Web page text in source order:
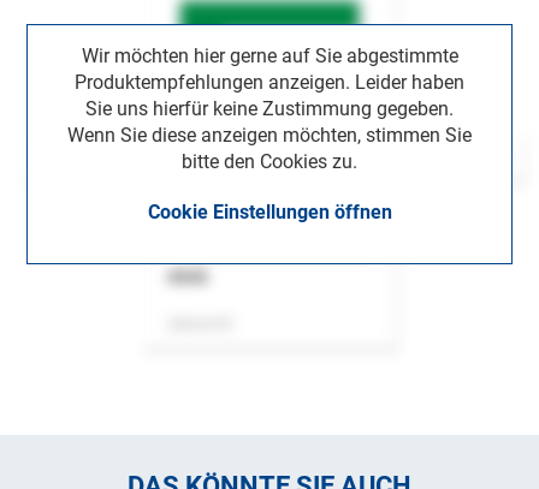
Wir möchten hier gerne auf Sie abgestimmte
Produktempfehlungen anzeigen. Leider haben
Sie uns hierfür keine Zustimmung gegeben.
Wenn Sie diese anzeigen möchten, stimmen Sie
bitte den Cookies zu.
Cookie Einstellungen öffnen